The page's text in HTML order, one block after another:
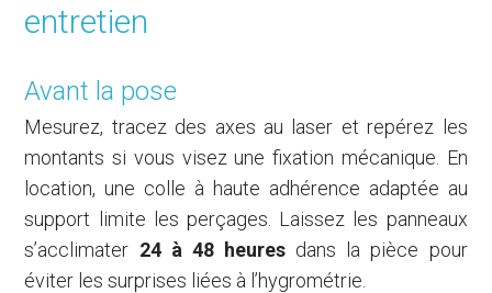
entretien
Avant la pose
Mesurez, tracez des axes au laser et repérez les
montants si vous visez une fixation mécanique. En
location, une colle à haute adhérence adaptée au
support limite les perçages. Laissez les panneaux
s’acclimater 24 à 48 heures dans la pièce pour
éviter les surprises liées à l’hygrométrie.